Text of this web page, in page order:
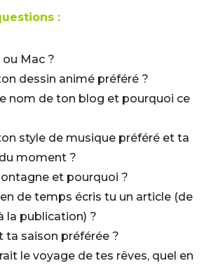
:
Mac ?
dessin animé préféré ?
nom de ton blog et pourquoi ce
style de musique préféré et ta
moment ?
et pourquoi ?
de temps écris tu un article (de
la publication) ?
ta saison préférée ?
le voyage de tes rêves, quel en